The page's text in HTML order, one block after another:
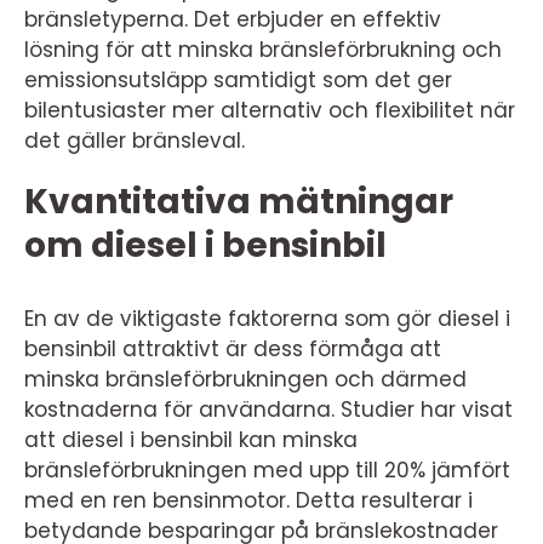
bränsletyperna. Det erbjuder en effektiv
lösning för att minska bränsleförbrukning och
emissionsutsläpp samtidigt som det ger
bilentusiaster mer alternativ och flexibilitet när
det gäller bränsleval.
Kvantitativa mätningar
om diesel i bensinbil
En av de viktigaste faktorerna som gör diesel i
bensinbil attraktivt är dess förmåga att
minska bränsleförbrukningen och därmed
kostnaderna för användarna. Studier har visat
att diesel i bensinbil kan minska
bränsleförbrukningen med upp till 20% jämfört
med en ren bensinmotor. Detta resulterar i
betydande besparingar på bränslekostnader